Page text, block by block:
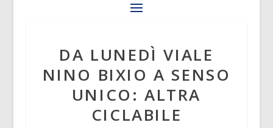
DA LUNEDÌ VIALE
NINO BIXIO A SENSO
UNICO: ALTRA
CICLABILE